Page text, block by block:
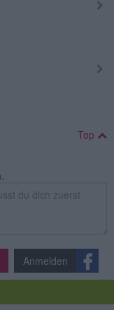
Top
Anmelden